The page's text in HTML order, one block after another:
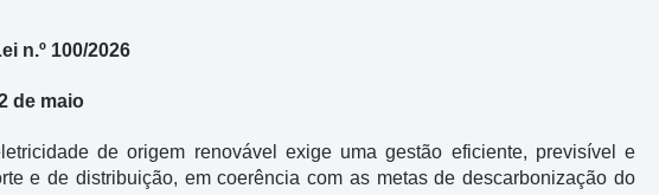
n.º 100/2026
de maio
de origem renovável exige uma gestão eficiente, previsível e
e de distribuição, em coerência com as metas de descarbonização do